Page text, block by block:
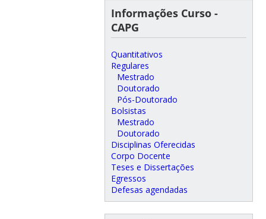
Informações Curso -
CAPG
Quantitativos
Regulares
Mestrado
Doutorado
Pós-Doutorado
Bolsistas
Mestrado
Doutorado
Disciplinas Oferecidas
Corpo Docente
Teses e Dissertações
Egressos
Defesas agendadas